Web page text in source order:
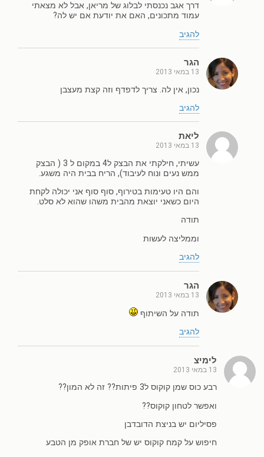
דרך אגב נכנסתי לבלוג של מריאן, אבל לא מצאתי
עמוד מתכונים, האם את יודעת אם יש לה?
להגיב
הגר
13 במאי 2013
נכון, אין לה. צריך לדפדף וזה קצת מעצבן
להגיב
ליאת
13 במאי 2013
עשיתי, חילקתי את הבצק ל4 במקום ל 3 ( הבצק
ממש נעים ונוח לעיבוד), הריח בבית היה משגע.
והם היו טעימות בטירוף, סוף סוף אני יכולה לקחת
היום כשאני יוצאת מהבית משהו שהוא לא סלט.
תודה
וממליצה לעשות
להגיב
הגר
13 במאי 2013
תודה על השיתוף
להגיב
לימיצ
13 במאי 2013
רבע כוס שמן קוקוס ל3 פיתות?? זה לא המון??
ואפשר לטחון קוקוס??
פסיליום יש בניצת הדובדבן
חיפוש על קמח קוקוס יש של חברת אופק מן הטבע